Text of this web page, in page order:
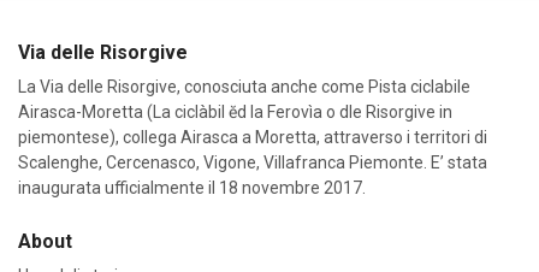
Via delle Risorgive
La Via delle Risorgive, conosciuta anche come Pista ciclabile
Airasca-Moretta (La ciclàbil ĕd la Ferovìa o dle Risorgive in
piemontese), collega Airasca a Moretta, attraverso i territori di
Scalenghe, Cercenasco, Vigone, Villafranca Piemonte. E’ stata
inaugurata ufficialmente il 18 novembre 2017.
About